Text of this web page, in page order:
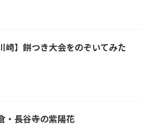
崎】餅つき大会をのぞいてみた
・長谷寺の紫陽花